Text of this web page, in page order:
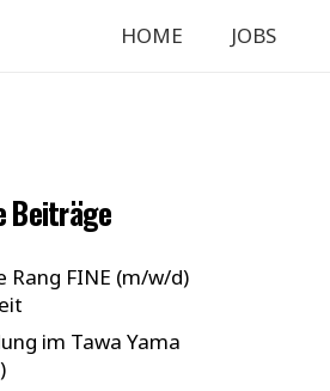
HOME JOBS
Beiträge
Rang FINE (m/w/d)
im Tawa Yama